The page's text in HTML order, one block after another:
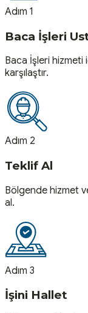
Adım 1
Baca İşleri
Baca İşleri hizmeti
karşılaştır.
Adım 2
Teklif Al
Bölgende hizmet
al.
Adım 3
İşini Hallet